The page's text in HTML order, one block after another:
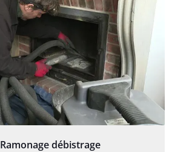
Ramonage débistrage